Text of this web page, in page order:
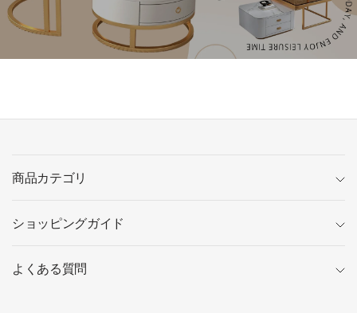
商品カテゴリ
ショッピングガイド
よくある質問